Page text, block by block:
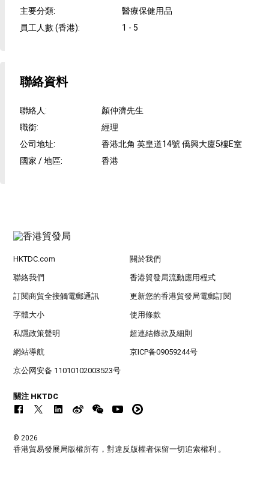
主要分類:
醫療保健用品
員工人數 (香港): 1 - 5
聯絡資料
聯絡人:
顏仲濟先生
職銜:
經理
公司地址:
香港北角 英皇道14號 僑興大廈5樓E室
國家 / 地區: 香港
HKTDC.com 關於我們
聯絡我們 香港貿發局流動應用程式
訂閱商貿全接觸電郵通訊 更新您的香港貿發局電郵訂閱
字體大小 使用條款
私隱政策聲明 超連結條款及細則
網站導航 京ICP备09059244号
京公网安备 11010102003523号
關注 HKTDC
© 2026
香港貿易發展局版權所有，對違反版權者保留一切追索權利 。